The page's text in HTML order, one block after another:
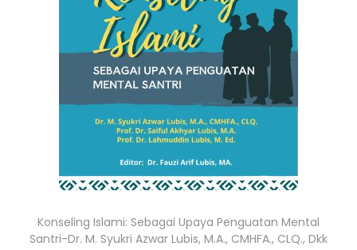
Konseling Islami: Sebagai Upaya Penguatan Mental
Santri-Dr. M. Syukri Azwar Lubis, M.A., CMHFA., CLQ., Dkk